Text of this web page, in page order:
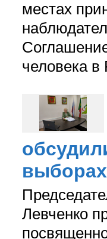
местах
человека в
выборах
Левченко